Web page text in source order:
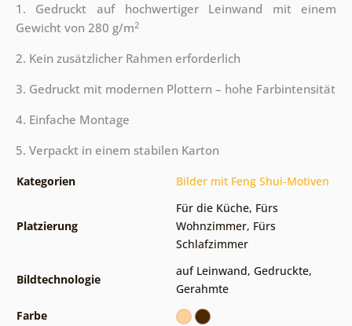
1. Gedruckt auf hochwertiger Leinwand mit einem
Gewicht von 280 g/m2
2. Kein zusätzlicher Rahmen erforderlich
3. Gedruckt mit modernen Plottern – hohe Farbintensität
4. Einfache Montage
5. Verpackt in einem stabilen Karton
Kategorien Bilder mit Feng Shui-Motiven
Platzierung
Für die Küche, Fürs
Wohnzimmer, Fürs
Schlafzimmer
Bildtechnologie
auf Leinwand, Gedruckte,
Gerahmte
Farbe